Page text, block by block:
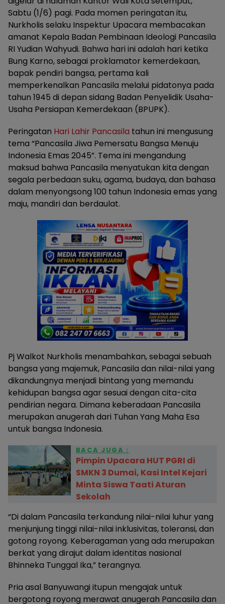
Sabtu (1/6) pagi. Pada momen peringatan itu,
Nurkholis selaku Inspektur Upacara membacakan
amanat Kepala Badan Pembinaan Ideologi Pancasila
RI Yudian Wahyudi. Bahwa hari ini adalah hari ketika
Bung Karno, sebagai proklamator kemerdekaan,
bapak pendiri bangsa, pertama kali
memperkenalkan Pancasila melalui pidatonya pada
tahun 1945 di depan sidang Badan Penyelidik Usaha-
Usaha Persiapan Kemerdekaan (BPUPK).
Peringatan Hari Lahir Pancasila tahun ini mengusung
tema “Pancasila Jiwa Pemersatu Bangsa Menuju
Indonesia Emas 2045”. Tema ini mengandung
maksud bahwa Pancasila menyatukan kita dengan
segala perbedaan suku, agama, budaya, dan bahasa
dalam menyongsong 100 tahun Indonesia emas yang
maju, mandiri dan berdaulat.
Pj Walkot Nurkholis menambahkan, sebagai sebuah
bangsa yang majemuk, Pancasila dan nilai-nilai yang
dikandungnya menjadi bintang yang memandu
kehidupan bangsa agar sesuai dengan cita-cita
pendirian negara. Dimana keberadaan Pancasila
merupakan anugerah dari Tuhan Yang Maha Esa
untuk bangsa Indonesia.
BACA JUGA :
Pimpin Upacara HUT PGRI di
SMKN 3 Dumai, Kasi Intel Kejari
Minta Siswa Taati Aturan
Sekolah
“Di dalam Pancasila terkandung nilai-nilai luhur yang
menjunjung tinggi nilai-nilai inklusivitas, toleransi, dan
gotong royong. Keberagaman yang ada merupakan
berkat yang dirajut dalam identitas nasional
Bhinneka Tunggal Ika,” terangnya.
Pria asal Banyuwangi itupun mengajak untuk
bergotong royong merawat anugerah Pancasila dan